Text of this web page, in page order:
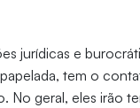
jurídicas e
tem o
No geral, eles irão